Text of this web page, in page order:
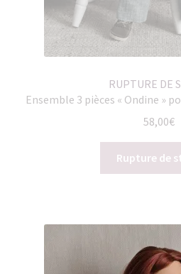
RUPTURE DE
Ensemble 3 pièces « Ondine »
58,00€
Rupture de